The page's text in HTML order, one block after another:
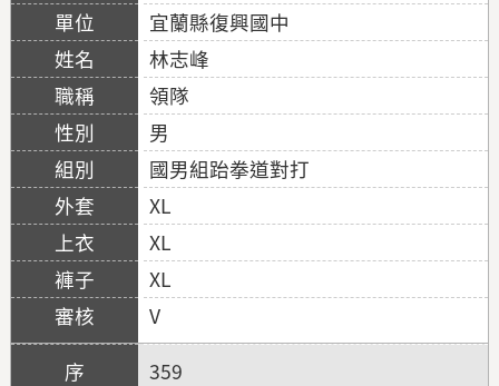
宜蘭縣復興國中
林志峰
領隊
男
國男組跆拳道對打
XL
XL
XL
V
359